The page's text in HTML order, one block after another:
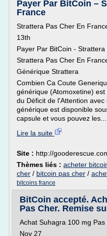
Payer Par BitCoin –
France
Strattera Pas Cher En
13th
Payer Par BitCoin -
Strattera Pas Cher En
Générique Strattera
Combien Ca Coute
générique (Atomoxetine)
du Déficit de l'Attention
générique est disponible
capsule et vous pouvez les...
Lire la suite
Site : http://
Thèmes liés : acheter
cher / bitcoin pas cher /
bitcoins france
BitCoin accepté.
Pas Cher. Remise
Achat Suhagra 100 mg
Nov 27